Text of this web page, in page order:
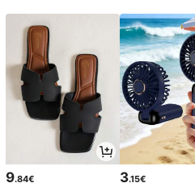
9.84€ 3.15€